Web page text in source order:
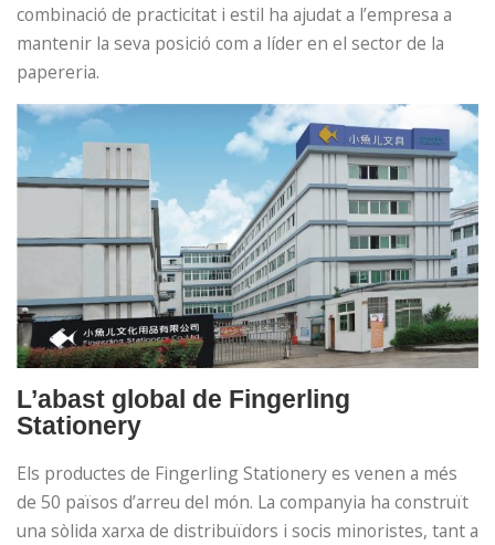
combinació de practicitat i estil ha ajudat a l’empresa a
mantenir la seva posició com a líder en el sector de la
papereria.
L’abast global de Fingerling
Stationery
Els productes de Fingerling Stationery es venen a més
de 50 països d’arreu del món. La companyia ha construït
una sòlida xarxa de distribuïdors i socis minoristes, tant a